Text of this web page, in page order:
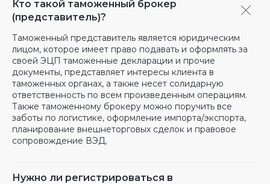
Кто такой таможенный брокер
(представитель)?
Таможенный представитель является юридическим
лицом, которое имеет право подавать и оформлять за
своей ЭЦП таможенные декларации и прочие
документы, представляет интересы клиента в
таможенных органах, а также несет солидарную
ответственность по всем произведенным операциям.
Также таможенному брокеру можно поручить все
заботы по логистике, оформление импорта/экспорта,
планирование внешнеторговых сделок и правовое
сопровождение ВЭД.
Нужно ли регистрироваться в